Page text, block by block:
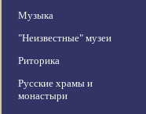
Музыка
"Неизвестные" музеи
Риторика
Русские храмы и
монастыри